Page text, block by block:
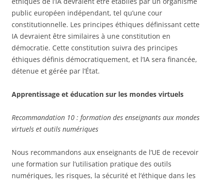
public européen indépendant, tel qu’une cour
constitutionnelle. Les principes éthiques définissant cette
IA devraient être similaires à une constitution en
démocratie. Cette constitution suivra des principes
éthiques définis démocratiquement, et l’IA sera financée,
détenue et gérée par l’État.
Apprentissage et éducation sur les mondes virtuels
Recommandation 10 : formation des enseignants aux mondes
virtuels et outils numériques
Nous recommandons aux enseignants de l’UE de recevoir
une formation sur l’utilisation pratique des outils
numériques, les risques, la sécurité et l’éthique dans les